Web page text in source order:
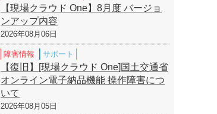
【現場クラウド One】8月度 バージョ
ンアップ内容
2026年08月06日
障害情報 サポート
【復旧】[現場クラウド One]国土交通省
オンライン電子納品機能 操作障害につ
いて
2026年08月05日